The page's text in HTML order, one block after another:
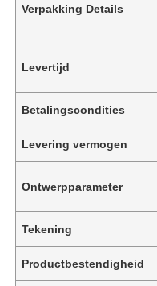
Verpakking Details
Levertijd
Betalingscondities
Levering vermogen
Ontwerpparameter
Tekening
Productbestendigheid